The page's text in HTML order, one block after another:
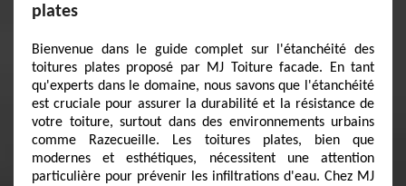
plates
Bienvenue dans le guide complet sur l'étanchéité des
toitures plates proposé par MJ Toiture facade. En tant
qu'experts dans le domaine, nous savons que l'étanchéité
est cruciale pour assurer la durabilité et la résistance de
votre toiture, surtout dans des environnements urbains
comme Razecueille. Les toitures plates, bien que
modernes et esthétiques, nécessitent une attention
particulière pour prévenir les infiltrations d'eau. Chez MJ